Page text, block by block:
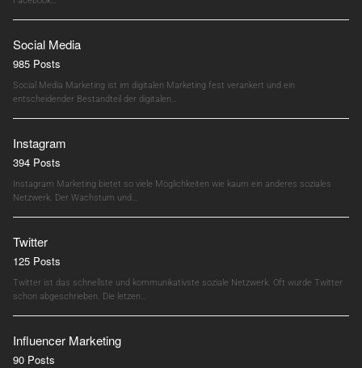
Social Media
985 Posts
Social Media Marketing ist im digitalen Marketing fest verankert und ein
entscheidender Bestandteil der digitalen…
Instagram
394 Posts
Instagram Marketing bietet so viele Möglichkeiten wie kaum ein anderes soziales
Netzwerk. Der Wachstum und…
Twitter
125 Posts
Twitter ist das schnellste und kommunikativste soziale Netzwerk. Oft wurde Twitter
schon abgeschrieben. Die letzen…
Influencer Marketing
90 Posts